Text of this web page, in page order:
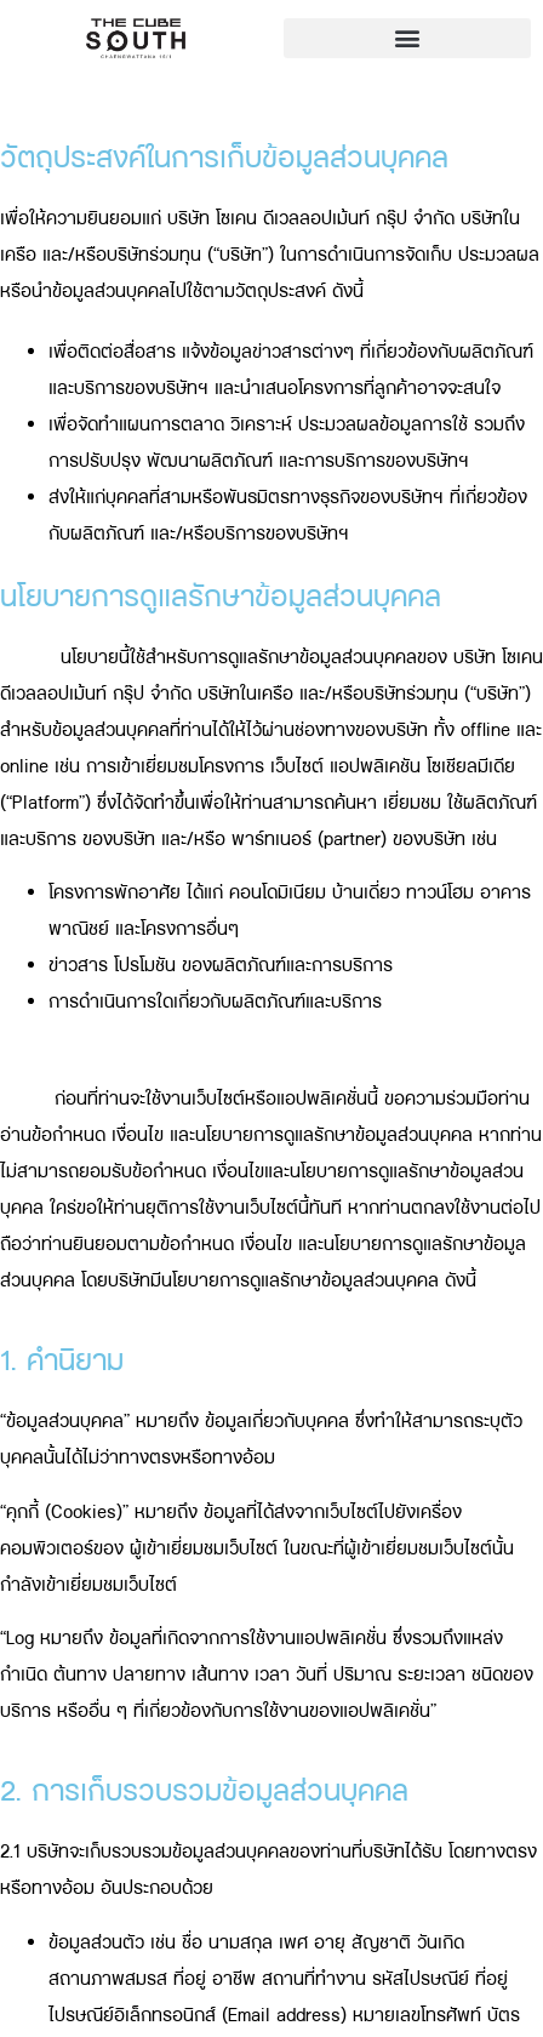
วัตถุประสงค์ในการเก็บข้อมูลส่วนบุคคล
เพื่อให้ความยินยอมแก่ บริษัท โซเคน ดีเวลลอปเม้นท์ กรุ๊ป จำกัด บริษัทใน
เครือ และ/หรือบริษัทร่วมทุน (“บริษัท”) ในการดำเนินการจัดเก็บ ประมวลผล
หรือนำข้อมูลส่วนบุคคลไปใช้ตามวัตถุประสงค์ ดังนี้
เพื่อติดต่อสื่อสาร แจ้งข้อมูลข่าวสารต่างๆ ที่เกี่ยวข้องกับผลิตภัณฑ์
และบริการของบริษัทฯ และนำเสนอโครงการที่ลูกค้าอาจจะสนใจ
เพื่อจัดทำแผนการตลาด วิเคราะห์ ประมวลผลข้อมูลการใช้ รวมถึง
การปรับปรุง พัฒนาผลิตภัณฑ์ และการบริการของบริษัทฯ
ส่งให้แก่บุคคลที่สามหรือพันธมิตรทางธุรกิจของบริษัทฯ ที่เกี่ยวข้อง
กับผลิตภัณฑ์ และ/หรือบริการของบริษัทฯ
นโยบายการดูแลรักษาข้อมูลส่วนบุคคล
นโยบายนี้ใช้สำหรับการดูแลรักษาข้อมูลส่วนบุคคลของ บริษัท โซเคน
ดีเวลลอปเม้นท์ กรุ๊ป จำกัด บริษัทในเครือ และ/หรือบริษัทร่วมทุน (“บริษัท”)
สำหรับข้อมูลส่วนบุคคลที่ท่านได้ให้ไว้ผ่านช่องทางของบริษัท ทั้ง offline และ
online เช่น การเข้าเยี่ยมชมโครงการ เว็บไซต์ แอปพลิเคชัน โซเชียลมีเดีย
(“Platform”) ซึ่งได้จัดทำขึ้นเพื่อให้ท่านสามารถค้นหา เยี่ยมชม ใช้ผลิตภัณฑ์
และบริการ ของบริษัท และ/หรือ พาร์ทเนอร์ (partner) ของบริษัท เช่น
โครงการพักอาศัย ได้แก่ คอนโดมิเนียม บ้านเดี่ยว ทาวน์โฮม อาคาร
พาณิชย์ และโครงการอื่นๆ
ข่าวสาร โปรโมชัน ของผลิตภัณฑ์และการบริการ
การดำเนินการใดเกี่ยวกับผลิตภัณฑ์และบริการ
ก่อนที่ท่านจะใช้งานเว็บไซต์หรือแอปพลิเคชั่นนี้ ขอความร่วมมือท่าน
อ่านข้อกำหนด เงื่อนไข และนโยบายการดูแลรักษาข้อมูลส่วนบุคคล หากท่าน
ไม่สามารถยอมรับข้อกำหนด เงื่อนไขและนโยบายการดูแลรักษาข้อมูลส่วน
บุคคล ใคร่ขอให้ท่านยุติการใช้งานเว็บไซต์นี้ทันที หากท่านตกลงใช้งานต่อไป
ถือว่าท่านยินยอมตามข้อกำหนด เงื่อนไข และนโยบายการดูแลรักษาข้อมูล
ส่วนบุคคล โดยบริษัทมีนโยบายการดูแลรักษาข้อมูลส่วนบุคคล ดังนี้
1. คำนิยาม
“ข้อมูลส่วนบุคคล” หมายถึง ข้อมูลเกี่ยวกับบุคคล ซึ่งทำให้สามารถระบุตัว
บุคคลนั้นได้ไม่ว่าทางตรงหรือทางอ้อม
“คุกกี้ (Cookies)” หมายถึง ข้อมูลที่ได้ส่งจากเว็บไซต์ไปยังเครื่อง
คอมพิวเตอร์ของ ผู้เข้าเยี่ยมชมเว็บไซต์ ในขณะที่ผู้เข้าเยี่ยมชมเว็บไซต์นั้น
กำลังเข้าเยี่ยมชมเว็บไซต์
“Log หมายถึง ข้อมูลที่เกิดจากการใช้งานแอปพลิเคชั่น ซึ่งรวมถึงแหล่ง
กำเนิด ต้นทาง ปลายทาง เส้นทาง เวลา วันที่ ปริมาณ ระยะเวลา ชนิดของ
บริการ หรืออื่น ๆ ที่เกี่ยวข้องกับการใช้งานของแอปพลิเคชั่น”
2. การเก็บรวบรวมข้อมูลส่วนบุคคล
2.1 บริษัทจะเก็บรวบรวมข้อมูลส่วนบุคคลของท่านที่บริษัทได้รับ โดยทางตรง
หรือทางอ้อม อันประกอบด้วย
ข้อมูลส่วนตัว เช่น ชื่อ นามสกุล เพศ อายุ สัญชาติ วันเกิด
สถานภาพสมรส ที่อยู่ อาชีพ สถานที่ทำงาน รหัสไปรษณีย์ ที่อยู่
ไปรษณีย์อิเล็กทรอนิกส์ (Email address) หมายเลขโทรศัพท์ บัตร